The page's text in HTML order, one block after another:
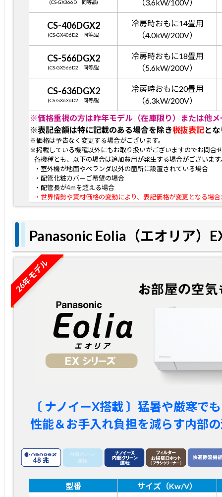
(CS-GX366D 同等品) （3.6kW/100V）
CS-406DGX2
(CS-GX406D2 同等品)
冷房時おもに14畳用
（4.0kW/200V）
CS-566DGX2
(CS-GX566D2 同等品)
冷房時おもに18畳用
（5.6kW/200V）
CS-636DGX2
(CS-GX636D2 同等品)
冷房時おもに20畳用
（6.3kW/200V）
※価格重視の方は昨年モデル（在庫限り）または他
※表記金額は特に記載のある場合を除き税抜表記と
※価格は予告なく変更する場合がございます。
※掲載している機種以外にもお取り扱いがございますのでお問合
各機種とも、以下の場合は追加費用が発生する場合がございます
・室外機が地面やベランダ以外の箇所に設置されている場合
・配管化粧カバーご希望の場合
・配管長が4mを超える場合
・世界情勢や資材価格の変動により、表記価格が変更となる場
Panasonic Eolia（エオリア）
26年モデル
〔 ナノイーX搭載 〕猛暑や厳寒で
性能＆お手入れ負担を減らす内部
型番 サイズ（Kw/V）